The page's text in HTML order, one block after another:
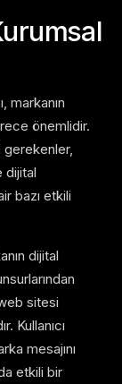
markanın
önemlidir.
gerekenler,
dijital
bazı etkili
dijital
sitesi
Kullanıcı
mesajını
etkili bir